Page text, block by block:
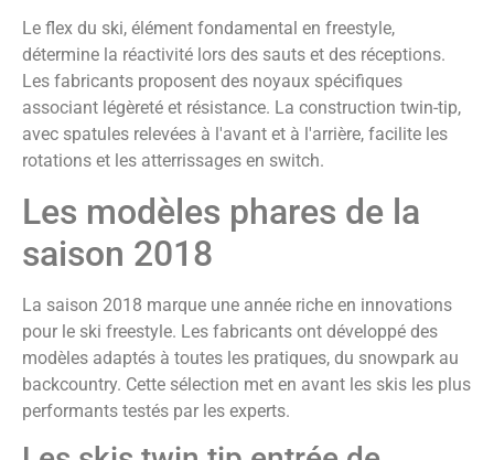
Le flex du ski, élément fondamental en freestyle,
détermine la réactivité lors des sauts et des réceptions.
Les fabricants proposent des noyaux spécifiques
associant légèreté et résistance. La construction twin-tip,
avec spatules relevées à l'avant et à l'arrière, facilite les
rotations et les atterrissages en switch.
Les modèles phares de la
saison 2018
La saison 2018 marque une année riche en innovations
pour le ski freestyle. Les fabricants ont développé des
modèles adaptés à toutes les pratiques, du snowpark au
backcountry. Cette sélection met en avant les skis les plus
performants testés par les experts.